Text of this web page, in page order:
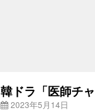
韓ドラ「医師チ
2023年5月14日